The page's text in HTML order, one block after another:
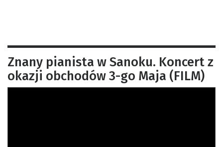
Znany pianista w Sanoku. Koncert z
okazji obchodów 3-go Maja (FILM)